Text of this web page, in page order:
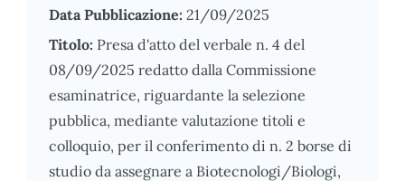
Data Pubblicazione: 21/09/2025
Titolo: Presa d'atto del verbale n. 4 del
08/09/2025 redatto dalla Commissione
esaminatrice, riguardante la selezione
pubblica, mediante valutazione titoli e
colloquio, per il conferimento di n. 2 borse di
studio da assegnare a Biotecnologi/Biologi,